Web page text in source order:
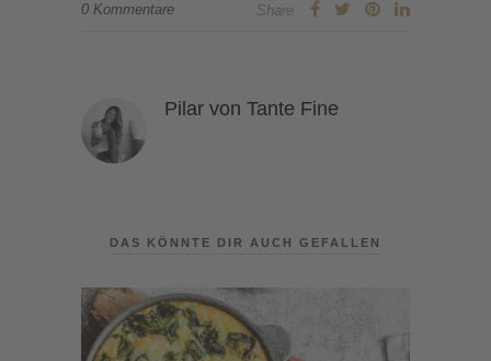
0 Kommentare Share
Pilar von Tante Fine
DAS KÖNNTE DIR AUCH GEFALLEN